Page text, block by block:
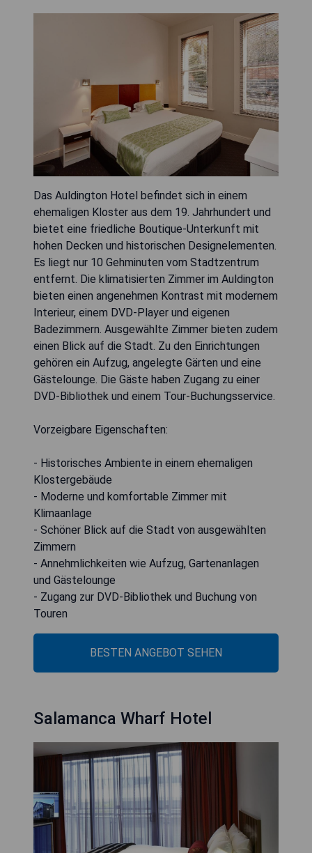
Das Auldington Hotel befindet sich in einem
ehemaligen Kloster aus dem 19. Jahrhundert und
bietet eine friedliche Boutique-Unterkunft mit
hohen Decken und historischen Designelementen.
Es liegt nur 10 Gehminuten vom Stadtzentrum
entfernt. Die klimatisierten Zimmer im Auldington
bieten einen angenehmen Kontrast mit modernem
Interieur, einem DVD-Player und eigenen
Badezimmern. Ausgewählte Zimmer bieten zudem
einen Blick auf die Stadt. Zu den Einrichtungen
gehören ein Aufzug, angelegte Gärten und eine
Gästelounge. Die Gäste haben Zugang zu einer
DVD-Bibliothek und einem Tour-Buchungsservice.
Vorzeigbare Eigenschaften:
- Historisches Ambiente in einem ehemaligen
Klostergebäude
- Moderne und komfortable Zimmer mit
Klimaanlage
- Schöner Blick auf die Stadt von ausgewählten
Zimmern
- Annehmlichkeiten wie Aufzug, Gartenanlagen
und Gästelounge
- Zugang zur DVD-Bibliothek und Buchung von
Touren
BESTEN ANGEBOT SEHEN
Salamanca Wharf Hotel